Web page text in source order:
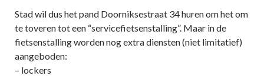
Stad wil dus het pand Doorniksestraat 34 huren om het om
te toveren tot een “servicefietsenstalling”. Maar in de
fietsenstalling worden nog extra diensten (niet limitatief)
aangeboden:
– lockers